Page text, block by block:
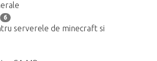
6
serverele de minecraft si